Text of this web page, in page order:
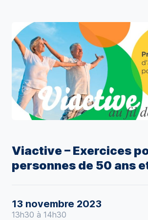
Viactive – Exercices
personnes de 50 ans
13 novembre 2023
13h30 à 14h30